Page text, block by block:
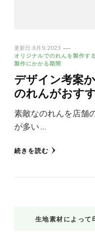
更新日: 8月 9, 2023
オリジナルでのれんを製作する
製作にかかる期間
デザイン考案
のれんがおす
素敵なのれんを店舗
が多い …
続きを読む
生地素材によって